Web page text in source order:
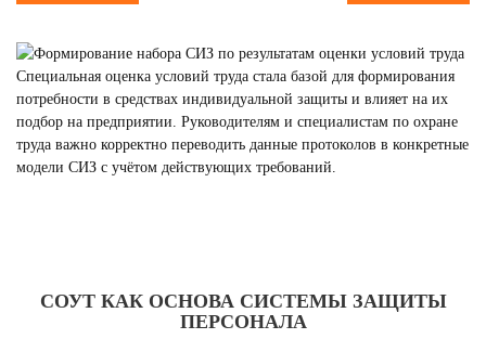
Специальная оценка условий труда стала базой для формирования
потребности в средствах индивидуальной защиты и влияет на их
подбор на предприятии. Руководителям и специалистам по охране
труда важно корректно переводить данные протоколов в конкретные
модели СИЗ с учётом действующих требований.
СОУТ КАК ОСНОВА СИСТЕМЫ ЗАЩИТЫ
ПЕРСОНАЛА